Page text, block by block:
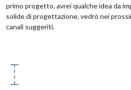
primo progetto, avrei qualche idea da
solide di progettazione, vedrò nei
canali suggeriti.